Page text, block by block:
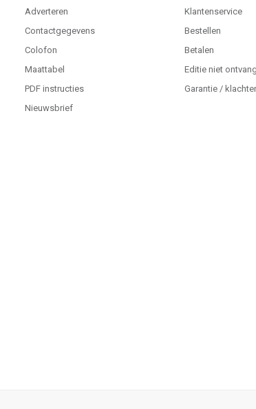
Adverteren
Contactgegevens
Colofon
Maattabel
PDF instructies
Nieuwsbrief
Klantenservice
Bestellen
Betalen
Editie niet
Garantie /